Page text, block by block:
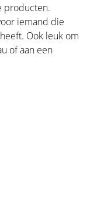
producten.
iemand die
Ook leuk om
of aan een